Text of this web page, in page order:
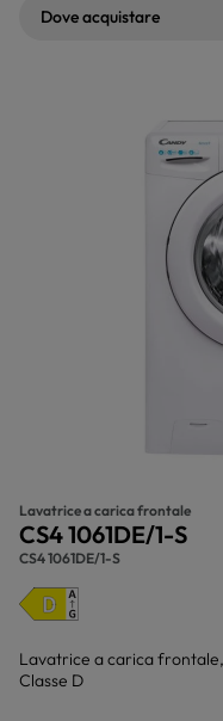
Dove acquistare
Lavatrice a carica frontale
CS4 1061DE/1-S
CS4 1061DE/1-S
Lavatrice a carica
Classe D